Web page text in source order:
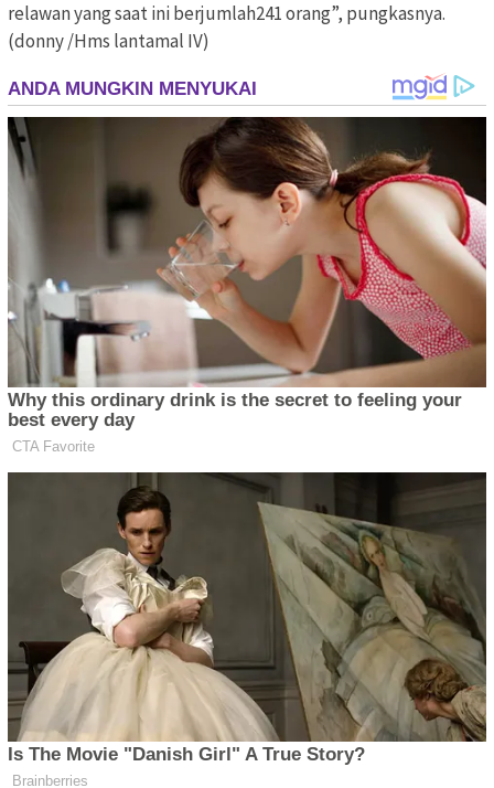
relawan yang saat ini berjumlah241 orang”, pungkasnya.
(donny /Hms lantamal IV)